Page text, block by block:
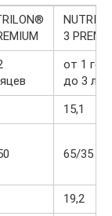
3
от 1
до 3 лет
15,1
65/35
19,2